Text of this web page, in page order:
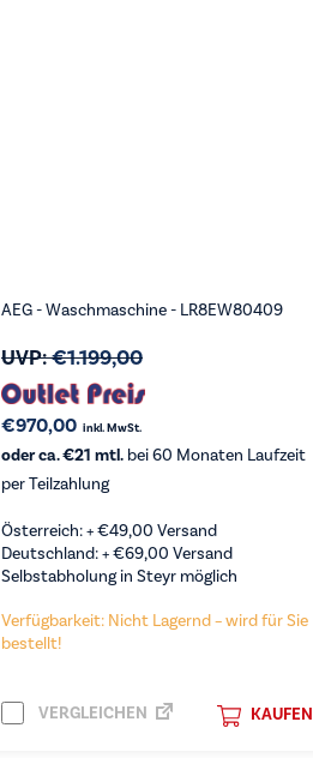
AEG - Waschmaschine - LR8EW80409
UVP:€1.199,00
€970,00 inkl. MwSt.
oder ca. €21 mtl. bei 60 Monaten Laufzeit
per Teilzahlung
Österreich: +€49,00 Versand
Deutschland: +€69,00 Versand
Selbstabholung in Steyr möglich
Verfügbarkeit: Nicht Lagernd – wird für Sie
bestellt!
KAUFEN
VERGLEICHEN